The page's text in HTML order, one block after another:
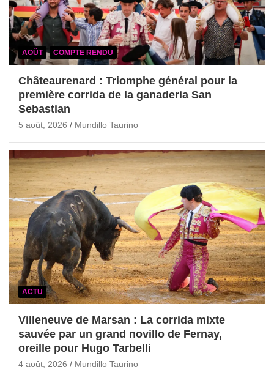
AOÛT COMPTE RENDU
Châteaurenard : Triomphe général pour la
première corrida de la ganaderia San
Sebastian
5 août, 2026 Mundillo Taurino
ACTU
Villeneuve de Marsan : La corrida mixte
sauvée par un grand novillo de Fernay,
oreille pour Hugo Tarbelli
4 août, 2026 Mundillo Taurino